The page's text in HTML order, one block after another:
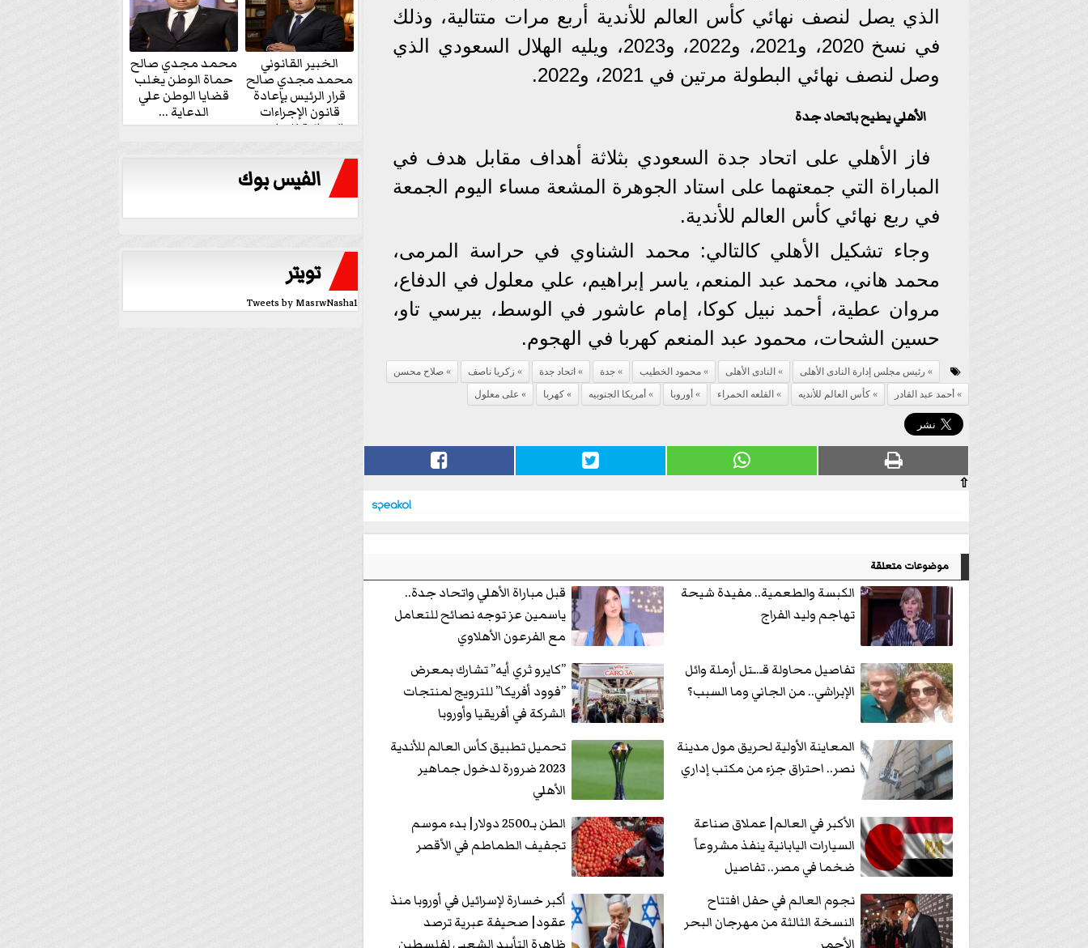
الذي يصل لنصف نهائي كأس العالم للأندية أربع مرات متتالية، وذلك
في نسخ 2020، و2021، و2022، و2023، ويليه ‏الهلال السعودي الذي
وصل لنصف نهائي البطولة مرتين في 2021، و2022.‏
الأهلي يطيح باتحاد جدة
فاز الأهلي على اتحاد جدة السعودي بثلاثة أهداف مقابل هدف في
المباراة التي جمعتهما على استاد الجوهرة المشعة مساء اليوم الجمعة
في ربع نهائي كأس العالم للأندية.
وجاء تشكيل الأهلي كالتالي: محمد الشناوي في حراسة المرمى،
محمد هاني، محمد عبد المنعم، ياسر إبراهيم، علي معلول في الدفاع،
مروان عطية، أحمد نبيل كوكا، إمام عاشور في الوسط، بيرسي تاو،
حسين الشحات، محمود عبد المنعم كهربا في الهجوم.
رئيس مجلس إدارة النادى الأهلى النادى الأهلى محمود الخطيب جدة اتحاد جدة زكريا ناصف
صلاح محسن
أحمد عبد القادر
كأس العالم للأنديه القلعه الحمراء أوروبا أمريكا الجنوبيه كهربا على معلول
⇧
موضوعات متعلقة
الكبسة والطعمية.. مفيدة شيحة
تهاجم وليد الفراج
قبل مباراة الأهلي واتحاد جدة..
ياسمين عز توجه نصائح للتعامل
مع الفرعون الأهلاوي
تفاصيل محاولة قـ.ـتل أرملة وائل
الإبراشي.. من الجاني وما السبب؟
”كايرو ثري أيه” تشارك بمعرض
”فوود أفريكا” للترويج لمنتجات
الشركة في أفريقيا وأوروبا
المعاينة الأولية لحريق مول مدينة
نصر.. احتراق جزء من مكتب إداري
تحميل تطبيق كأس العالم للأندية
2023 ضرورة لدخول جماهير
الأهلي
الأكبر في العالم| عملاق صناعة
السيارات اليابانية ينفذ مشروعاً
ضخما في مصر.. تفاصيل
الطن بـ2500 دولار| بدء موسم
تجفيف الطماطم في الأقصر
نجوم العالم في حفل افتتاح
النسخة الثالثة من مهرجان البحر
أكبر خسارة لإسرائيل في أوروبا منذ
عقود| صحيفة عبرية ترصد
الخبير القانوني
محمد مجدي صالح
قرار الرئيس بإعادة
قانون الإجراءات
الجنائية للنواب...
محمد مجدي صالح
حماة الوطن يغلب
قضايا الوطن علي
الدعاية ...
الفيس بوك
تويتر
Tweets by MasrwNasha1